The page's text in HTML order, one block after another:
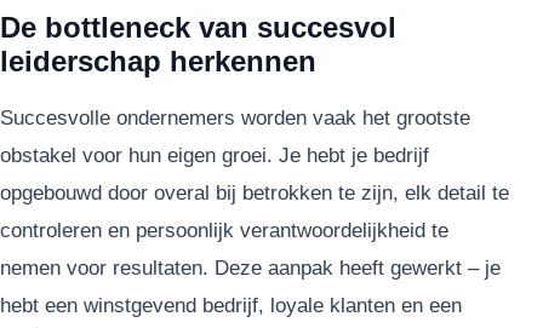
De bottleneck van succesvol
leiderschap herkennen
Succesvolle ondernemers worden vaak het grootste
obstakel voor hun eigen groei. Je hebt je bedrijf
opgebouwd door overal bij betrokken te zijn, elk detail te
controleren en persoonlijk verantwoordelijkheid te
nemen voor resultaten. Deze aanpak heeft gewerkt – je
hebt een winstgevend bedrijf, loyale klanten en een